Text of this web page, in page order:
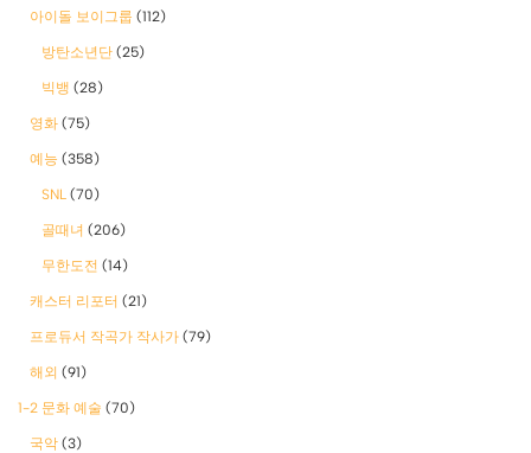
아이돌 보이그룹 (112)
방탄소년단 (25)
빅뱅 (28)
영화 (75)
예능 (358)
SNL (70)
골때녀 (206)
무한도전 (14)
캐스터 리포터 (21)
프로듀서 작곡가 작사가 (79)
해외 (91)
1-2 문화 예술 (70)
국악 (3)